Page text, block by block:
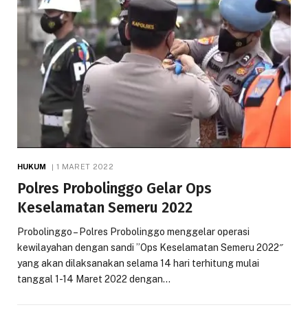
HUKUM 1 MARET 2022
Polres Probolinggo Gelar Ops
Keselamatan Semeru 2022
Probolinggo – Polres Probolinggo menggelar operasi
kewilayahan dengan sandi ”Ops Keselamatan Semeru 2022″
yang akan dilaksanakan selama 14 hari terhitung mulai
tanggal 1-14 Maret 2022 dengan…